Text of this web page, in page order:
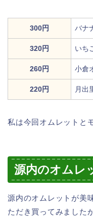
300円 バナ
320円 いち
260円 小倉
220円 月出
私は今回オムレットと
源内のオムレ
源内のオムレットが美
ただき買ってみました